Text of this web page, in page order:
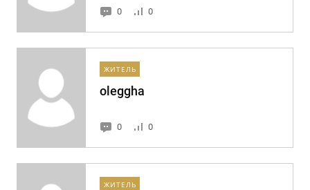
0 0
ЖИТЕЛЬ
oleggha
0 0
ЖИТЕЛЬ